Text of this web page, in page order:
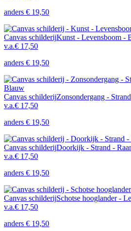
anders € 19,50
Canvas schilderijKunst - Levensboom -
v.a.€ 17,50
anders € 19,50
Canvas schilderijZonsondergang -
v.a.€ 17,50
anders € 19,50
Canvas schilderijDoorkijk - Strand -
v.a.€ 17,50
anders € 19,50
Canvas schilderijSchotse hooglander -
v.a.€ 17,50
anders € 19,50